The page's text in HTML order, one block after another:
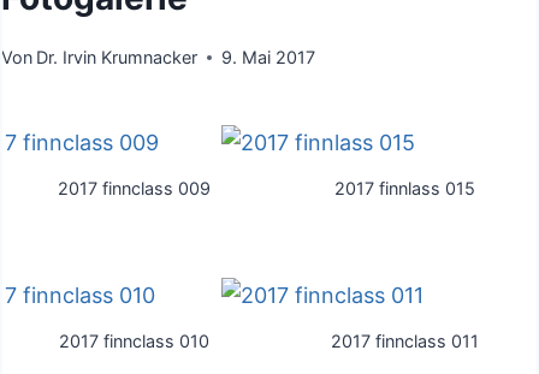
Von Dr. Irvin Krumnacker 9. Mai 2017
2017 finnclass 009 2017 finnlass 015
2017 finnclass 010 2017 finnclass 011